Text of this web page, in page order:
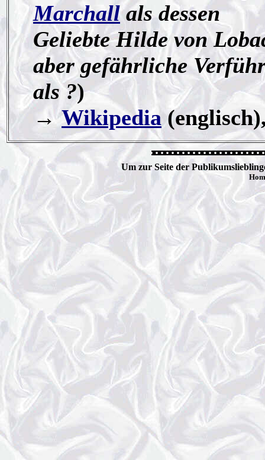
Marchallals dessen
Geliebte Hilde von
aber gefährliche
als ?)
→Wikipedia
Um zur Seite der